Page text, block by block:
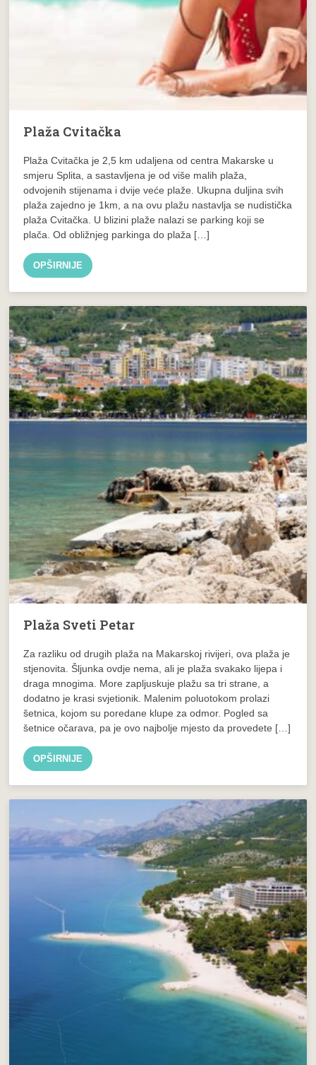
Plaža Cvitačka
Plaža Cvitačka je 2,5 km udaljena od centra Makarske u
smjeru Splita, a sastavljena je od više malih plaža,
odvojenih stijenama i dvije veće plaže. Ukupna duljina svih
plaža zajedno je 1km, a na ovu plažu nastavlja se nudistička
plaža Cvitačka. U blizini plaže nalazi se parking koji se
plača. Od obližnjeg parkinga do plaža […]
OPŠIRNIJE
Plaža Sveti Petar
Za razliku od drugih plaža na Makarskoj rivijeri, ova plaža je
stjenovita. Šljunka ovdje nema, ali je plaža svakako lijepa i
draga mnogima. More zapljuskuje plažu sa tri strane, a
dodatno je krasi svjetionik. Malenim poluotokom prolazi
šetnica, kojom su poredane klupe za odmor. Pogled sa
šetnice očarava, pa je ovo najbolje mjesto da provedete […]
OPŠIRNIJE